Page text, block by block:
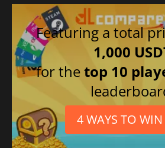
Featuring a total
1,000
for thetop 10
4 WAYS TO